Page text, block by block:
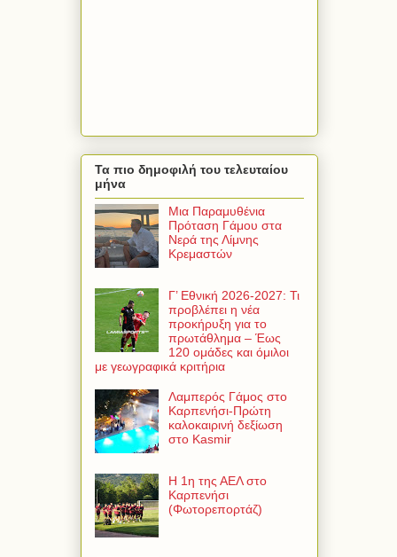
Τα πιο δημοφιλή του τελευταίου
μήνα
Μια Παραμυθένια
Πρόταση Γάμου στα
Νερά της Λίμνης
Κρεμαστών
Γ’ Εθνική 2026-2027: Τι
προβλέπει η νέα
προκήρυξη για το
πρωτάθλημα – Έως
120 ομάδες και όμιλοι
με γεωγραφικά κριτήρια
Λαμπερός Γάμος στο
Καρπενήσι-Πρώτη
καλοκαιρινή δεξίωση
στο Kasmir
Η 1η της ΑΕΛ στο
Καρπενήσι
(Φωτορεπορτάζ)